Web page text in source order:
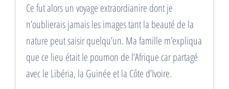
Ce fut alors un voyage extraordianire dont je
n’oublierais jamais les images tant la beauté de la
nature peut saisir quelqu’un. Ma famille m’expliqua
que ce lieu était le poumon de l’Afrique car partagé
avec le Libéria, la Guinée et la Côte d’Ivoire.